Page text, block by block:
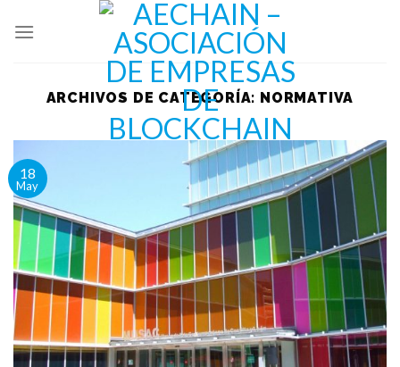
ARCHIVOS DE CATEGORÍA: NORMATIVA
18
May